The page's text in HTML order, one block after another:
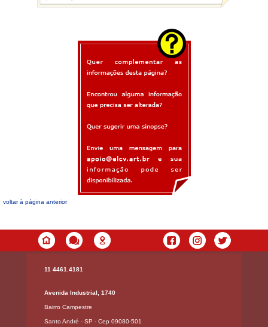
voltar à página anterior
11 4461.4181
Avenida Industrial, 1740
Bairro Campestre
Santo André - SP - Cep 09080-501